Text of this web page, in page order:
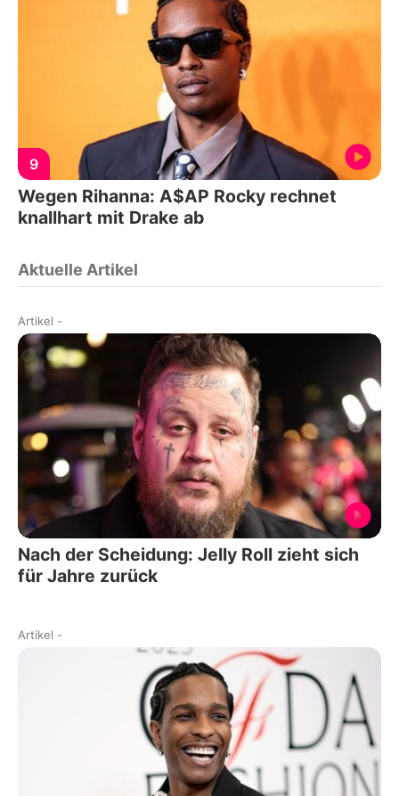
9
Wegen Rihanna: A$AP Rocky rechnet
knallhart mit Drake ab
Aktuelle Artikel
Artikel -
Nach der Scheidung: Jelly Roll zieht sich
für Jahre zurück
Artikel -